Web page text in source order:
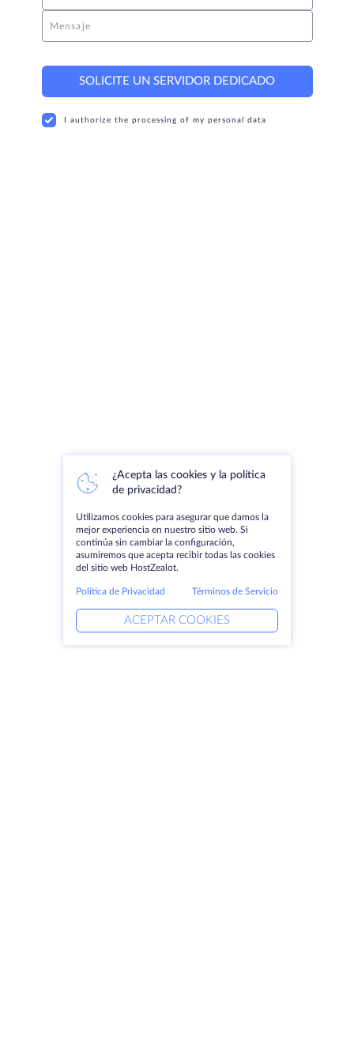
Mensaje
SOLICITE UN SERVIDOR DEDICADO
I authorize the processing of my personal data
¿Acepta las cookies y la política
de privacidad?
Utilizamos cookies para asegurar que damos la
mejor experiencia en nuestro sitio web. Si
continúa sin cambiar la configuración,
asumiremos que acepta recibir todas las cookies
del sitio web HostZealot.
Política de Privacidad Términos de Servicio
ACEPTAR COOKIES